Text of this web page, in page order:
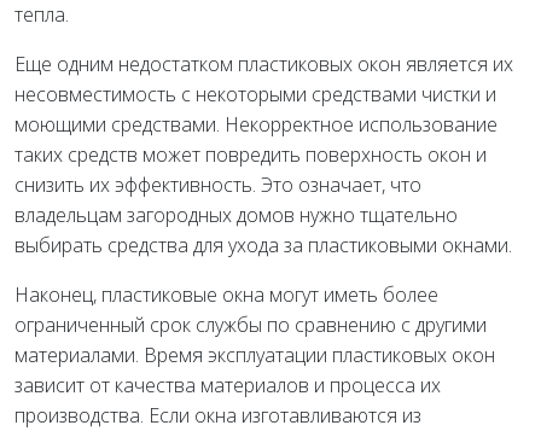
тепла.
Еще одним недостатком пластиковых окон является их
несовместимость с некоторыми средствами чистки и
моющими средствами. Некорректное использование
таких средств может повредить поверхность окон и
снизить их эффективность. Это означает, что
владельцам загородных домов нужно тщательно
выбирать средства для ухода за пластиковыми окнами.
Наконец, пластиковые окна могут иметь более
ограниченный срок службы по сравнению с другими
материалами. Время эксплуатации пластиковых окон
зависит от качества материалов и процесса их
производства. Если окна изготавливаются из